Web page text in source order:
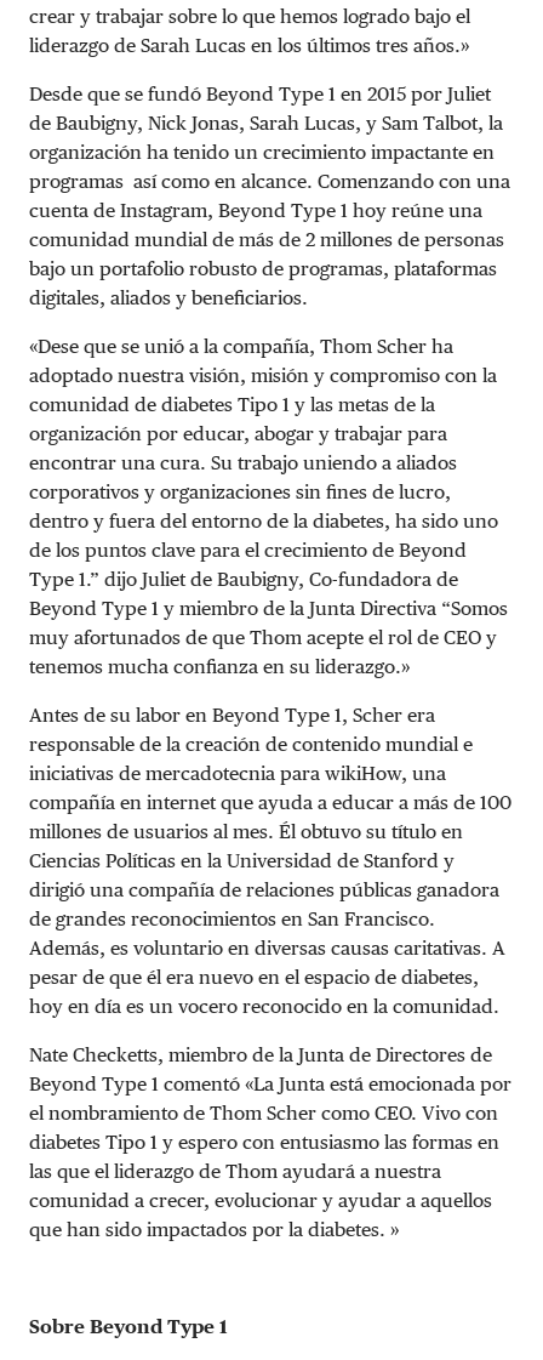
crear y trabajar sobre lo que hemos logrado bajo el
liderazgo de Sarah Lucas en los últimos tres años.»
Desde que se fundó Beyond Type 1 en 2015 por Juliet
de Baubigny, Nick Jonas, Sarah Lucas, y Sam Talbot, la
organización ha tenido un crecimiento impactante en
programas así como en alcance. Comenzando con una
cuenta de Instagram, Beyond Type 1 hoy reúne una
comunidad mundial de más de 2 millones de personas
bajo un portafolio robusto de programas, plataformas
digitales, aliados y beneficiarios.
«Dese que se unió a la compañía, Thom Scher ha
adoptado nuestra visión, misión y compromiso con la
comunidad de diabetes Tipo 1 y las metas de la
organización por educar, abogar y trabajar para
encontrar una cura. Su trabajo uniendo a aliados
corporativos y organizaciones sin fines de lucro,
dentro y fuera del entorno de la diabetes, ha sido uno
de los puntos clave para el crecimiento de Beyond
Type 1.” dijo Juliet de Baubigny, Co-fundadora de
Beyond Type 1 y miembro de la Junta Directiva “Somos
muy afortunados de que Thom acepte el rol de CEO y
tenemos mucha confianza en su liderazgo.»
Antes de su labor en Beyond Type 1, Scher era
responsable de la creación de contenido mundial e
iniciativas de mercadotecnia para wikiHow, una
compañía en internet que ayuda a educar a más de 100
millones de usuarios al mes. Él obtuvo su título en
Ciencias Políticas en la Universidad de Stanford y
dirigió una compañía de relaciones públicas ganadora
de grandes reconocimientos en San Francisco.
Además, es voluntario en diversas causas caritativas. A
pesar de que él era nuevo en el espacio de diabetes,
hoy en día es un vocero reconocido en la comunidad.
Nate Checketts, miembro de la Junta de Directores de
Beyond Type 1 comentó «La Junta está emocionada por
el nombramiento de Thom Scher como CEO. Vivo con
diabetes Tipo 1 y espero con entusiasmo las formas en
las que el liderazgo de Thom ayudará a nuestra
comunidad a crecer, evolucionar y ayudar a aquellos
que han sido impactados por la diabetes. »
Sobre Beyond Type 1